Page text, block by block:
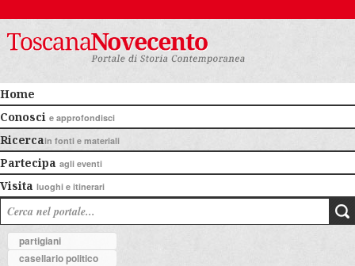
Home
Conosci e approfondisci
Ricercain fonti e materiali
Partecipa agli eventi
Visita luoghi e itinerari
partigiani
casellario politico